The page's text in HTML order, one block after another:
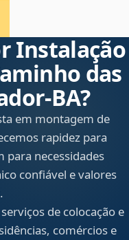
Instalação
das
em montagem de
rapidez para
para necessidades
confiável e valores
de colocação e
comércios e